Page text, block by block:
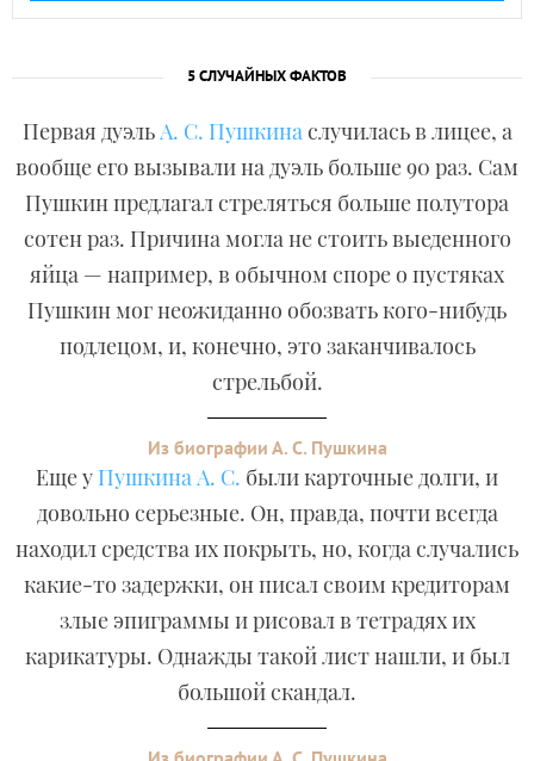
5 СЛУЧАЙНЫХ ФАКТОВ
Первая дуэльА. С. Пушкинаслучилась в лицее, а
вообще его вызывали на дуэль больше 90 раз. Сам
Пушкин предлагал стреляться больше полутора
сотен раз. Причина могла не стоить выеденного
яйца — например, в обычном споре о пустяках
Пушкин мог неожиданно обозвать кого-нибудь
подлецом, и, конечно, это заканчивалось
стрельбой.
Из биографии А. С. Пушкина
Еще у Пушкина А. С. были карточные долги, и
довольно серьезные. Он, правда, почти всегда
находил средства их покрыть, но, когда случались
какие-то задержки, он писал своим кредиторам
злые эпиграммы и рисовал в тетрадях их
карикатуры. Однажды такой лист нашли, и был
большой скандал.